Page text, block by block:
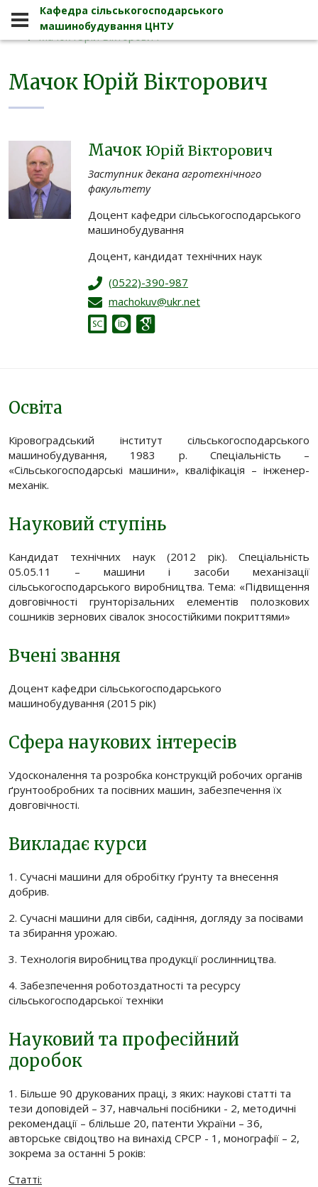
Кафедра сільськогосподарського
машинобудування ЦНТУ
Кафедра
СКЛАД КАФЕДРИ
Мачок Юрій Вікторович
Мачок Юрій Вікторович
Мачок Юрій Вікторович
Заступник декана агротехнічного
факультету
Доцент кафедри сільськогосподарського
машинобудування
Доцент, кандидат технічних наук
(0522)-390-987
machokuv@ukr.net
Освіта
Кіровоградський інститут сільськогосподарського
машинобудування, 1983 р. Спеціальність –
«Сільськогосподарські машини», кваліфікація – інженер-
механік.
Науковий ступінь
Кандидат технічних наук (2012 рік). Спеціальність
05.05.11 – машини і засоби механізації
сільськогосподарського виробництва. Тема: «Підвищення
довговічності грунторізальних елементів полозкових
сошників зернових сівалок зносостійкими покриттями»
Вчені звання
Доцент кафедри сільськогосподарського
машинобудування (2015 рік)
Сфера наукових інтересів
Удосконалення та розробка конструкцій робочих органів
ґрунтообробних та посівних машин, забезпечення їх
довговічності.
Викладає курси
1. Сучасні машини для обробітку ґрунту та внесення
добрив.
2. Сучасні машини для сівби, садіння, догляду за посівами
та збирання урожаю.
3. Технологія виробництва продукції рослинництва.
4. Забезпечення роботоздатності та ресурсу
сільськогосподарської техніки
Науковий та професійний
доробок
1. Більше 90 друкованих праці, з яких: наукові статті та
тези доповідей – 37, навчальні посібники - 2, методичні
рекомендації – блільше 20, патенти України – 36,
авторське свідоцтво на винахід СРСР - 1, монографії – 2,
зокрема за останні 5 років:
Статті: